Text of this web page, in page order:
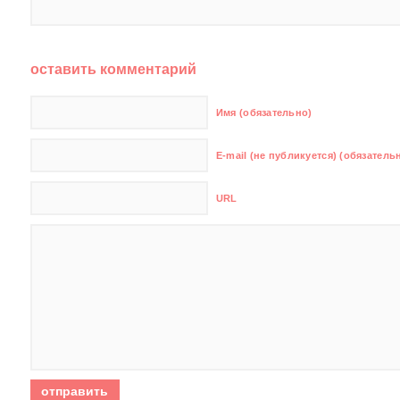
оставить комментарий
Имя (обязательно)
E-mail (не публикуется)
URL